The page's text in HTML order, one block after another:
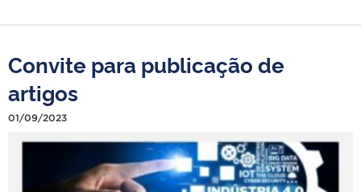
Convite para publicação de
artigos
01/09/2023